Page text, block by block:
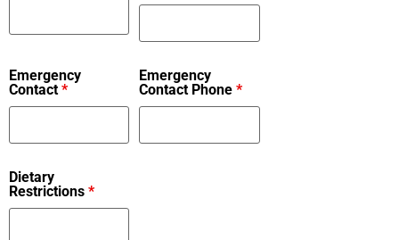
Emergency
Contact *
Emergency
Contact Phone*
Dietary
Restrictions *